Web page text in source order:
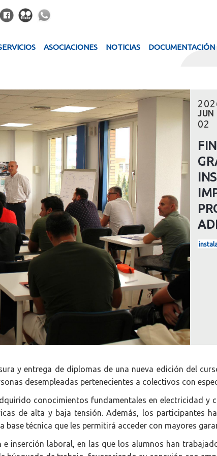
ASOCIACIONES NOTICIAS DOCUMENTACIÓN
JUN
02
y entrega de diplomas de una nueva edición del
desempleadas pertenecientes a colectivos con
conocimientos fundamentales en electricidad y
de alta y baja tensión. Además, los participantes
técnica que les permitirá acceder con mayores
inserción laboral, en las que los alumnos han